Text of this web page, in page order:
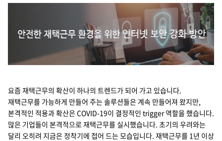
인사이트
인사이트 리포트
리소스
회사정보
요즘 재택근무의 확산이 하나의 트렌드가 되어 가고 있습니다.
재택근무를 가능하게 만들어 주는 솔루션들은 계속 만들어져 왔지만,
본격적인 적용과 확산은 COVID-19이 결정적인 trigger 역할을 했습니다.
많은 기업들이 본격적으로 재택근무를 실시했습니다. 초기의 우려와는
달리 오히려 지금은 정착기에 접어 드는 모습입니다. 재택근무를 1년 이상